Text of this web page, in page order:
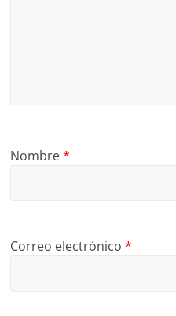
Nombre*
Correo electrónico*